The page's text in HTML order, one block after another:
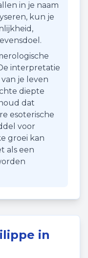
in je naam
kun je
interpretatie
je leven
diepte
dat
esoterische
voor
groei kan
als een
in